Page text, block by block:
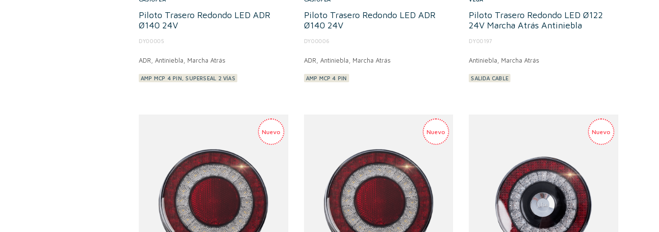
Piloto Trasero Redondo LED ADR
Ø140 24V
DY00005
ADR, Antiniebla, Marcha Atrás
AMP MCP 4 PIN, SUPERSEAL 2 VÍAS
Piloto Trasero Redondo LED ADR
Ø140 24V
DY00006
ADR, Antiniebla, Marcha Atrás
AMP MCP 4 PIN
Piloto Trasero Redondo LED Ø122
24V Marcha Atrás Antiniebla
DY00197
Antiniebla, Marcha Atrás
SALIDA CABLE